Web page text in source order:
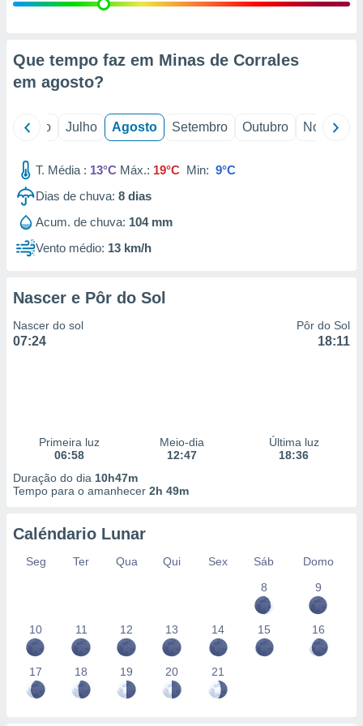
através
estudos
1199
Que tempo faz em Minas de Corrales
em agosto?
Junho Julho Agosto Setembro Outubro Novembro
T. Média : 13°C Máx.: 19°C Min: 9°C
Dias de chuva: 8 dias
Acum. de chuva: 104 mm
Vento médio: 13 km/h
Nascer e Pôr do Sol
Nascer do sol
07:24
Pôr do Sol
18:11
Primeira luz
06:58
Meio-dia
12:47
Última luz
18:36
Duração do dia 10h47m
Tempo para o amanhecer 2h 49m
Caléndario Lunar
Seg Ter Qua Qui Sex Sáb
Domo
8
9
10 11 12 13 14 15 16
17 18 19 20 21